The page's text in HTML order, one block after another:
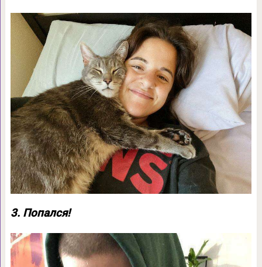
3. Попался!